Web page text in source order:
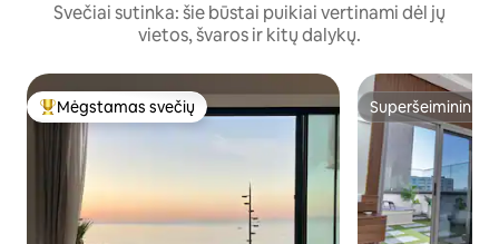
Svečiai sutinka: šie būstai puikiai vertinami dėl jų
vietos, švaros ir kitų dalykų.
Svečių mėgstamiausias
Mėgstamas svečių Superšeimininkas
Superšeimininkas